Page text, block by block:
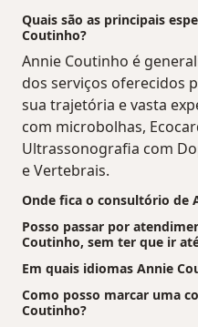
Quais são as principais
Coutinho?
Annie Coutinho é
dos serviços oferecidos
sua trajetória e vasta
com microbolhas,
Ultrassonografia com
e Vertebrais.
Onde fica o consultório de
Posso passar por
Coutinho, sem ter que ir
Em quais idiomas Annie
Como posso marcar uma
Coutinho?